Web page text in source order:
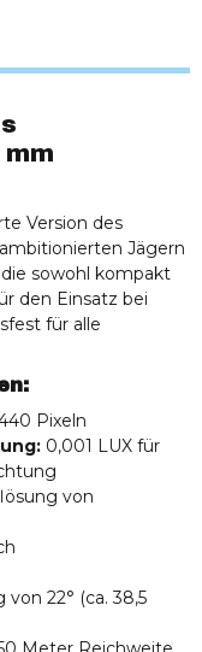
Version des
Jägern
sowohl kompakt
den Einsatz bei
für alle
Pixeln
0,001 LUX für
von
22° (ca. 38,5